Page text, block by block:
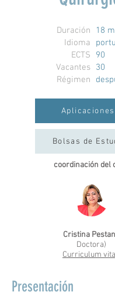
Duración
Idioma
ECTS
Vacantes
Régimen
18
90
30
Aplicaciones
Bolsas de
coordinación del
Cristina
Doctora)
Curriculum
Presentación